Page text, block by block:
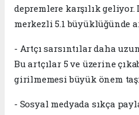
depremlere karşılık geliyor.
merkezli 5.1 büyüklüğünde
- Artçı sarsıntılar daha
Bu artçılar 5 ve üzerine
girilmemesi büyük önem
- Sosyal medyada sıkça